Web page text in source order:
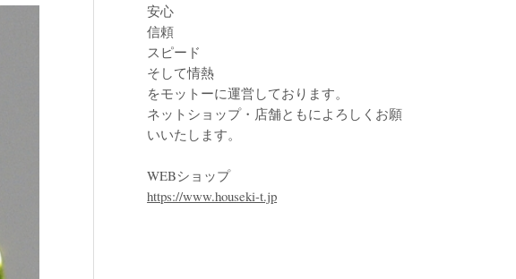
安心
信頼
スピード
そして情熱
をモットーに運営しております。
ネットショップ・店舗ともによろしくお願
いいたします。
WEBショップ
https://www.houseki-t.jp